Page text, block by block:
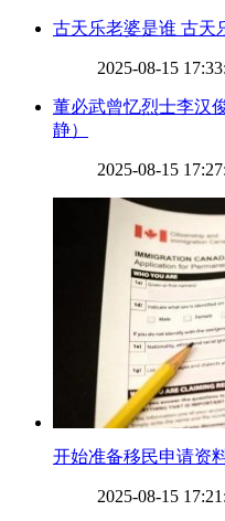
古天乐老婆是谁 古天
2025-08-15
董必武曾忆烈士李汉
静）
2025-08-15
开始准备移民申请资
2025-08-15